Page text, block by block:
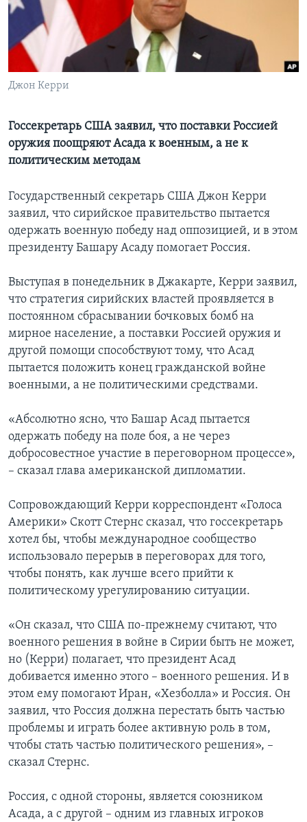
Learning English
СОЦИАЛЬНЫЕ СЕТИ
Языки
Джон Керри
Госсекретарь США заявил, что поставки Россией
оружия поощряют Асада к военным, а не к
политическим методам
Государственный секретарь США Джон Керри
заявил, что сирийское правительство пытается
одержать военную победу над оппозицией, и в этом
президенту Башару Асаду помогает Россия.
Выступая в понедельник в Джакарте, Керри заявил,
что стратегия сирийских властей проявляется в
постоянном сбрасывании бочковых бомб на
мирное население, а поставки Россией оружия и
другой помощи способствуют тому, что Асад
пытается положить конец гражданской войне
военными, а не политическими средствами.
«Абсолютно ясно, что Башар Асад пытается
одержать победу на поле боя, а не через
добросовестное участие в переговорном процессе»,
– сказал глава американской дипломатии.
Сопровождающий Керри корреспондент «Голоса
Америки» Скотт Стернс сказал, что госсекретарь
хотел бы, чтобы международное сообщество
использовало перерыв в переговорах для того,
чтобы понять, как лучше всего прийти к
политическому урегулированию ситуации.
«Он сказал, что США по-прежнему считают, что
военного решения в войне в Сирии быть не может,
но (Керри) полагает, что президент Асад
добивается именно этого – военного решения. И в
этом ему помогают Иран, «Хезболла» и Россия. Он
заявил, что Россия должна перестать быть частью
проблемы и играть более активную роль в том,
чтобы стать частью политического решения», –
сказал Стернс.
Россия, с одной стороны, является союзником
Асада, а с другой – одним из главных игроков